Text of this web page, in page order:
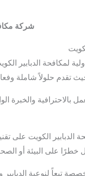
شركة
لمكافحة الدبابير
حيث تقدم حلولاً شاملة
بالاحترافية
الكويت على
خطرًا على البيئة أو
تبعاً لنوعية